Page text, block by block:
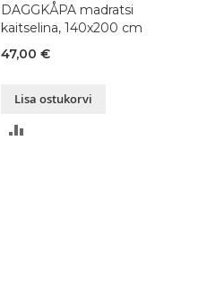
DAGGKÅPA madratsi
kaitselina, 140x200 cm
47,00 €
Lisa ostukorvi